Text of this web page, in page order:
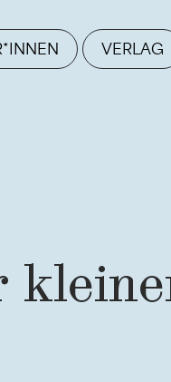
VERLAG